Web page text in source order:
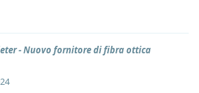
- Nuovo fornitore di fibra ottica